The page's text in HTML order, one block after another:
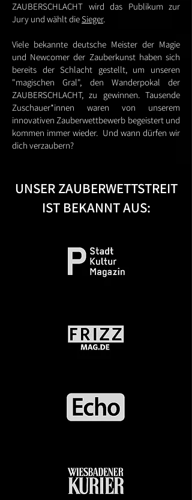
ZAUBERSCHLACHT wird das Publikum zur
Jury und wählt die Sieger.
Viele bekannte deutsche Meister der Magie
und Newcomer der Zauberkunst haben sich
bereits der Schlacht gestellt, um unseren
"magischen Gral", den Wanderpokal der
ZAUBERSCHLACHT, zu gewinnen. Tausende
Zuschauer*innen waren von unserem
innovativen Zauberwettbewerb begeistert und
kommen immer wieder. Und wann dürfen wir
dich verzaubern?
UNSER ZAUBERWETTSTREIT
IST BEKANNT AUS: